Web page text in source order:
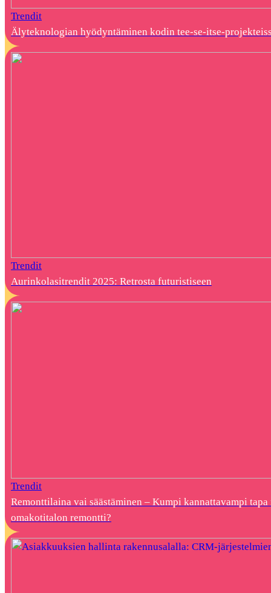
Trendit
Älyteknologian hyödyntäminen kodin tee-se-itse-
Trendit
Aurinkolasitrendit 2025: Retrosta futuristiseen
Trendit
Remonttilaina vai säästäminen – Kumpi kannattavampi tapa
omakotitalon remontti?